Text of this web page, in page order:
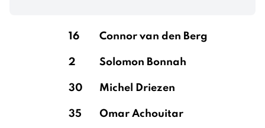
16 Connor van den Berg
2 Solomon Bonnah
30 Michel Driezen
35 Omar Achouitar